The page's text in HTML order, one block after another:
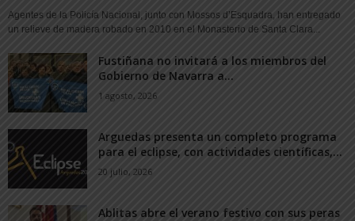
Agentes de la Policía Nacional, junto con Mossos d’Esquadra, han entregado
un relieve de madera robado en 2010 en el Monasterio de Santa Clara...
Fustiñana no invitará a los miembros del
Gobierno de Navarra a...
1 agosto, 2026
Arguedas presenta un completo programa
para el eclipse, con actividades científicas,...
20 julio, 2026
Ablitas abre el verano festivo con sus peras